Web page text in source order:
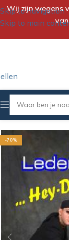
Skip to navigation
Skip to main
Wij zijn wegens
Home/CD
-70%